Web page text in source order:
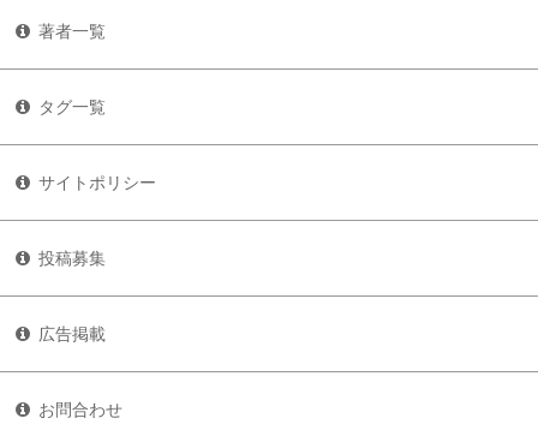
著者一覧
タグ一覧
サイトポリシー
投稿募集
広告掲載
お問合わせ